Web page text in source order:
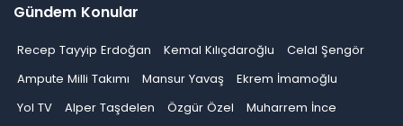
Gündem Konular
Recep Tayyip Erdoğan Kemal Kılıçdaroğlu
Celal Şengör
Ampute Milli Takımı
Mansur Yavaş
Ekrem İmamoğlu
Yol TV
Alper Taşdelen Özgür Özel
Muharrem İnce